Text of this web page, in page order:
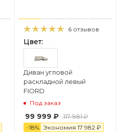
6 отзывов
Цвет:
Диван угловой
раскладной левый
FIORD
Под заказ
99 999 ₽ 117 981 ₽
-18% Экономия 17 982 ₽